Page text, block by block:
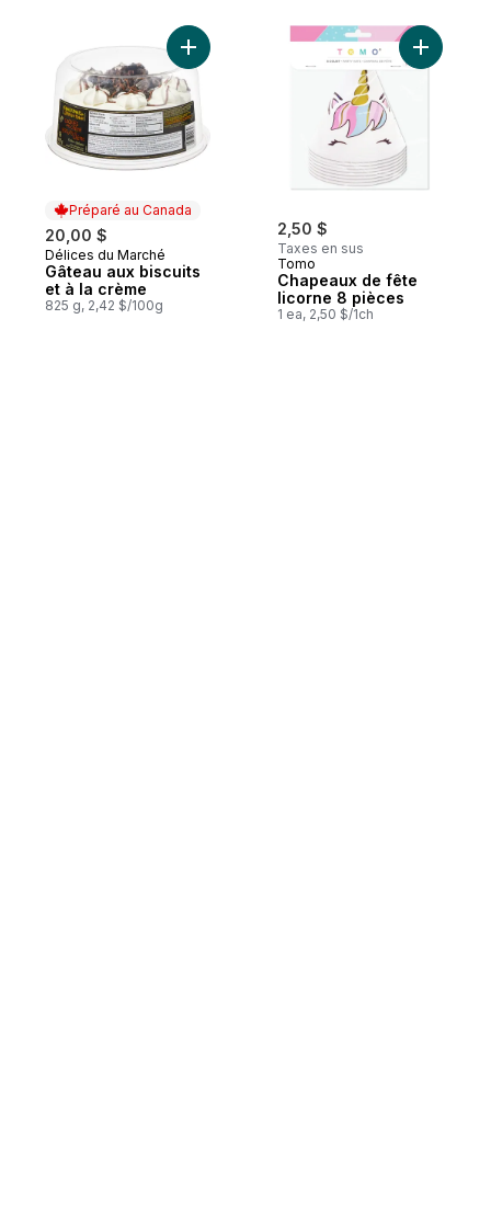
Préparé au Canada
20,00 $
Préparé au Canada
Délices du Marché
Gâteau aux biscuits
et à la crème
825 g, 2,42 $/100g
Ajouter Gâteau aux biscuits et à la crème
2,50 $
Taxes en sus
Tomo
Chapeaux de fête
licorne 8 pièces
1 ea, 2,50 $/1ch
Ajouter